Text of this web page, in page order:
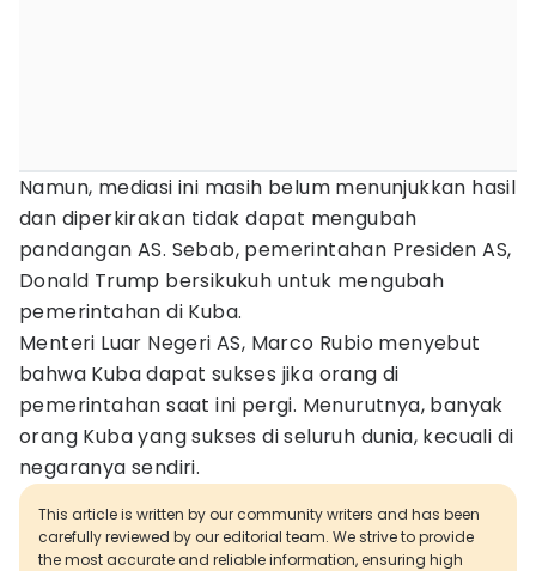
Namun, mediasi ini masih belum menunjukkan hasil
dan diperkirakan tidak dapat mengubah
pandangan AS. Sebab, pemerintahan Presiden AS,
Donald Trump bersikukuh untuk mengubah
pemerintahan di Kuba.
Menteri Luar Negeri AS, Marco Rubio menyebut
bahwa Kuba dapat sukses jika orang di
pemerintahan saat ini pergi. Menurutnya, banyak
orang Kuba yang sukses di seluruh dunia, kecuali di
negaranya sendiri.
This article is written by our community writers and has been
carefully reviewed by our editorial team. We strive to provide
the most accurate and reliable information, ensuring high